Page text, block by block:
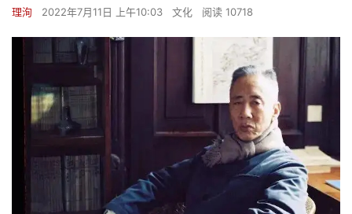
理洵 2022年7月11日 上午10:03 文化 阅读 10718